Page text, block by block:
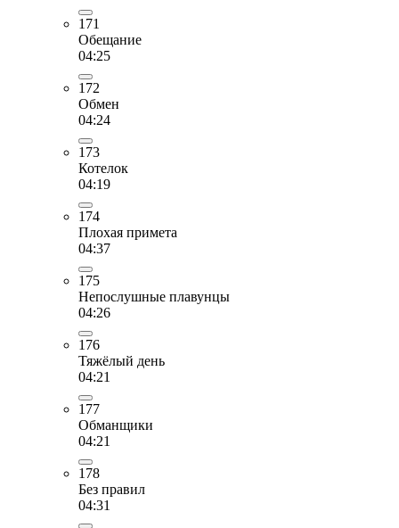
171
Обещание
04:25
172
Обмен
04:24
173
Котелок
04:19
174
Плохая примета
04:37
175
Непослушные плавунцы
04:26
176
Тяжёлый день
04:21
177
Обманщики
04:21
178
Без правил
04:31